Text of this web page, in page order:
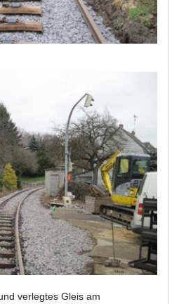
verlegtes Gleis am